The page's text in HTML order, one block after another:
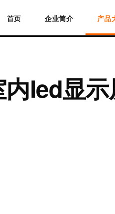
首页 企业简介 产品
led显